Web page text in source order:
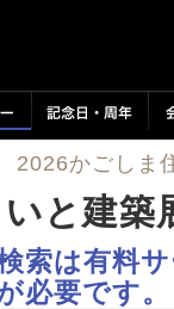
2026かごしま
と建築
索は有料
必要です。